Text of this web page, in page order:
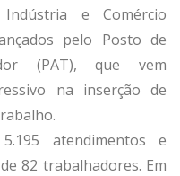
e Comércio
pelo Posto de
(PAT), que vem
na inserção de
atendimentos e
82 trabalhadores. Em